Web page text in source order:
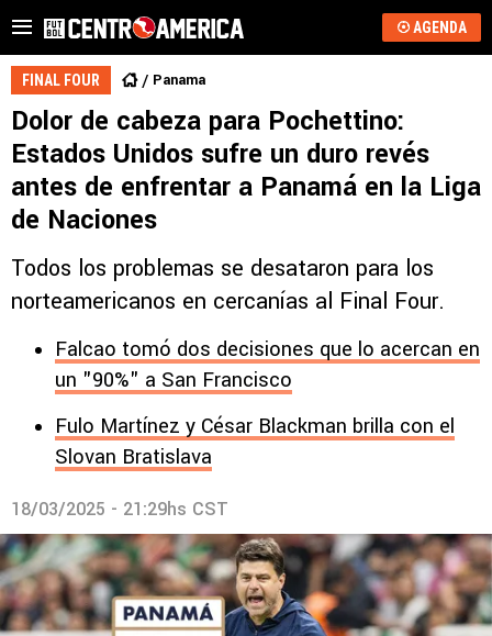
AGENDA
FINAL FOUR Panama
Dolor de cabeza para Pochettino:
Estados Unidos sufre un duro revés
antes de enfrentar a Panamá en la Liga
de Naciones
Todos los problemas se desataron para los
norteamericanos en cercanías al Final Four.
Falcao tomó dos decisiones que lo acercan en
un "90%" a San Francisco
Fulo Martínez y César Blackman brilla con el
Slovan Bratislava
18/03/2025 - 21:29hs CST